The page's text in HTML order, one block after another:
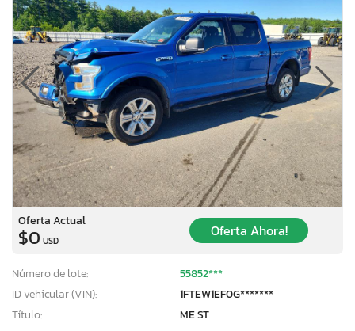
Oferta Actual
$0 USD
Oferta Ahora!
Número de lote:
55852***
ID vehicular (VIN):
1FTEW1EF0G*******
Título:
ME ST